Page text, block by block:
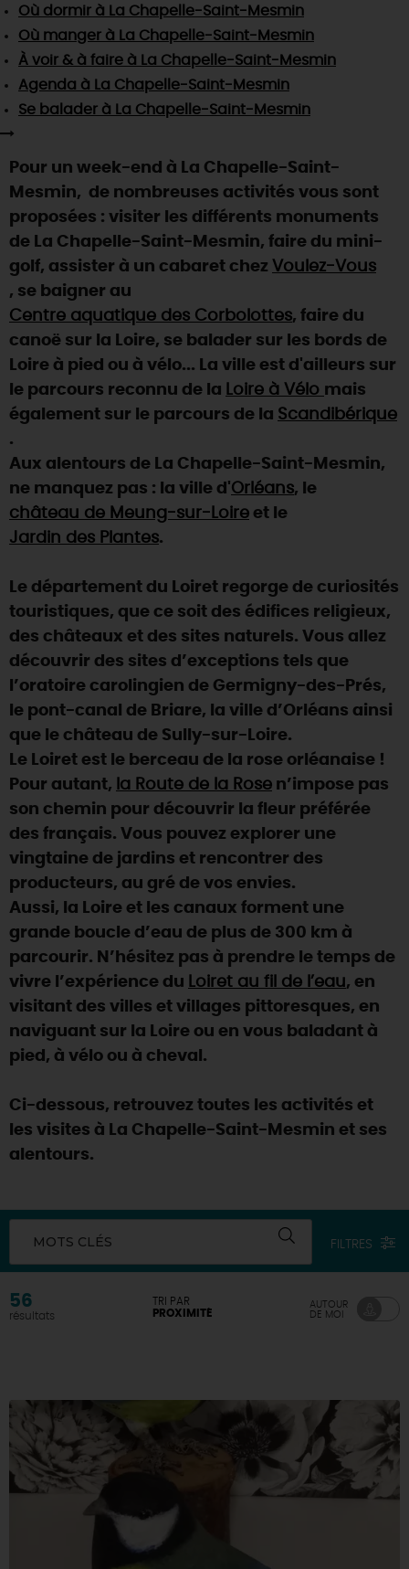
TOUTES LES ACTIVITÉS
Visitesgourmandesetcréatives
Vins etvignobles
Chic, une aire de pique-nique
Par ici les guinguettes
Que rapporter du Loiret ?
TOUT L'ART DE VIVRE
Des vacances auprès des animaux 🐎
(re)Découvrir les coulisses de la Faïencerie de
Expérimenterles parcours Baludik
Rendez-vous de la nature en 2026
Des sorties en famille dans le Loiret !
Programme des animations "Loiret au fil de l'eau"
2026
Où sortir ?
AUJOURD'HUI
CE WEEK-END
CETTE SEMAINE
TOUT L'AGENDA
SE REPÉRER,SE DÉPLACER
INFOS & SERVICES
RÉSERVERMAINTENANT
Où dormir à La Chapelle-Saint-Mesmin
Où manger à La Chapelle-Saint-Mesmin
À voir & à faire à La Chapelle-Saint-Mesmin
Agenda à La Chapelle-Saint-Mesmin
Se balader à La Chapelle-Saint-Mesmin
Pour un week-end à La Chapelle-Saint-
Mesmin, de nombreuses activités vous sont
proposées : visiter les différents monuments
de La Chapelle-Saint-Mesmin, faire du mini-
golf, assister à un cabaret chez Voulez-Vous
, se baigner au
Centre aquatique des Corbolottes, faire du
canoë sur la Loire, se balader sur les bords de
Loire à pied ou à vélo... La ville est d'ailleurs sur
le parcours reconnu de la Loire à Vélo mais
également sur le parcours de la Scandibérique
.
Aux alentours de La Chapelle-Saint-Mesmin,
ne manquez pas : la ville d'Orléans, le
château de Meung-sur-Loire et le
Jardin des Plantes.
Le département du Loiret regorge de curiosités
touristiques, que ce soit des édifices religieux,
des châteaux et des sites naturels. Vous allez
découvrir des sites d’exceptions tels que
l’oratoire carolingien de Germigny-des-Prés,
le pont-canal de Briare, la ville d’Orléans ainsi
que le château de Sully-sur-Loire.
Le Loiret est le berceau de la rose orléanaise !
Pour autant, la Route de la Rose n’impose pas
son chemin pour découvrir la fleur préférée
des français. Vous pouvez explorer une
vingtaine de jardins et rencontrer des
producteurs, au gré de vos envies.
Aussi, la Loire et les canaux forment une
grande boucle d’eau de plus de 300 km à
parcourir. N’hésitez pas à prendre le temps de
vivre l’expérience du Loiret au fil de l’eau, en
visitant des villes et villages pittoresques, en
naviguant sur la Loire ou en vous baladant à
pied, à vélo ou à cheval.
Ci-dessous, retrouvez toutes les activités et
les visites à La Chapelle-Saint-Mesmin et ses
alentours.
MOTS CLÉS FILTRES
56
résultats
TRI PAR
PROXIMITÉ
AUTOUR
DE MOI